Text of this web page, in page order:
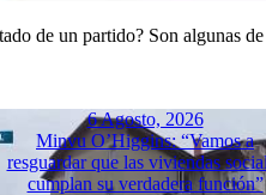
de un partido? Son algunas
6 Agosto, 2026
Minvu O’Higgins: “Vamos a
resguardar que las viviendas
cumplan su verdadera función”